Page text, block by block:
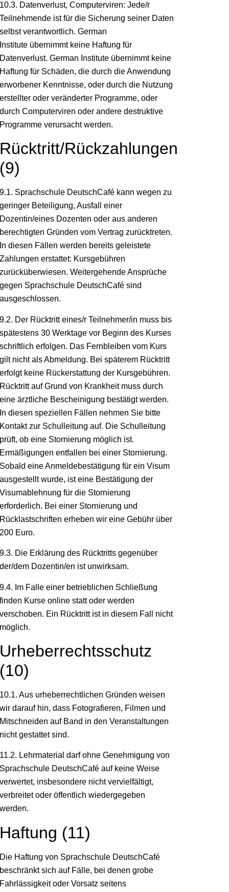
10.3. Datenverlust, Computerviren: Jede/r
Teilnehmende ist für die Sicherung seiner Daten
selbst verantwortlich. German
Institute übernimmt keine Haftung für
Datenverlust. German Institute übernimmt keine
Haftung für Schäden, die durch die Anwendung
erworbener Kenntnisse, oder durch die Nutzung
erstellter oder veränderter Programme, oder
durch Computerviren oder andere destruktive
Programme verursacht werden.
Rücktritt/Rückzahlungen
(9)
9.1. Sprachschule DeutschCafé kann wegen zu
geringer Beteiligung, Ausfall einer
Dozentin/eines Dozenten oder aus anderen
berechtigten Gründen vom Vertrag zurücktreten.
In diesen Fällen werden bereits geleistete
Zahlungen erstattet: Kursgebühren
zurücküberwiesen. Weitergehende Ansprüche
gegen Sprachschule DeutschCafé sind
ausgeschlossen.
9.2. Der Rücktritt eines/r Teilnehmer/in muss bis
spätestens 30 Werktage vor Beginn des Kurses
schriftlich erfolgen. Das Fernbleiben vom Kurs
gilt nicht als Abmeldung. Bei späterem Rücktritt
erfolgt keine Rückerstattung der Kursgebühren.
Rücktritt auf Grund von Krankheit muss durch
eine ärztliche Bescheinigung bestätigt werden.
In diesen speziellen Fällen nehmen Sie bitte
Kontakt zur Schulleitung auf. Die Schulleitung
prüft, ob eine Stornierung möglich ist.
Ermäßigungen entfallen bei einer Stornierung.
Sobald eine Anmeldebestätigung für ein Visum
ausgestellt wurde, ist eine Bestätigung der
Visumablehnung für die Stornierung
erforderlich. Bei einer Stornierung und
Rücklastschriften erheben wir eine Gebühr über
200 Euro.
9.3. Die Erklärung des Rücktritts gegenüber
der/dem Dozentin/en ist unwirksam.
9.4. Im Falle einer betrieblichen Schließung
finden Kurse online statt oder werden
verschoben. Ein Rücktritt ist in diesem Fall nicht
möglich.
Urheberrechtsschutz
(10)
10.1. Aus urheberrechtlichen Gründen weisen
wir darauf hin, dass Fotografieren, Filmen und
Mitschneiden auf Band in den Veranstaltungen
nicht gestattet sind.
11.2. Lehrmaterial darf ohne Genehmigung von
Sprachschule DeutschCafé auf keine Weise
verwertet, insbesondere nicht vervielfältigt,
verbreitet oder öffentlich wiedergegeben
werden.
Haftung (11)
Die Haftung von Sprachschule DeutschCafé
beschränkt sich auf Fälle, bei denen grobe
Fahrlässigkeit oder Vorsatz seitens